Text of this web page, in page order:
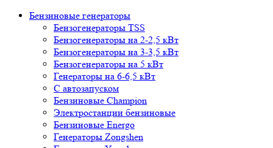
Бензиновые генераторы
Бензогенераторы TSS
Бензогенераторы на 2-2,5 кВт
Бензогенераторы на 3-3,5 кВт
Бензогенераторы на 5 кВт
Генераторы на 6-6,5 кВт
С автозапуском
Бензиновые Champion
Электростанции бензиновые
Бензиновые Energo
Генераторы Zongshen